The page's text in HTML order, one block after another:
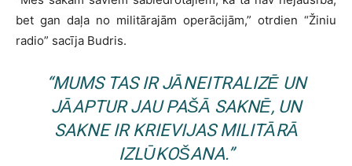
bet gan daļa no militārajām operācijām,” otrdien “Žiniu
radio” sacīja Budris.
“MUMS TAS IR JĀNEITRALIZĒ UN
JĀAPTUR JAU PAŠĀ SAKNĒ, UN
SAKNE IR KRIEVIJAS MILITĀRĀ
IZLŪKOŠANA.”